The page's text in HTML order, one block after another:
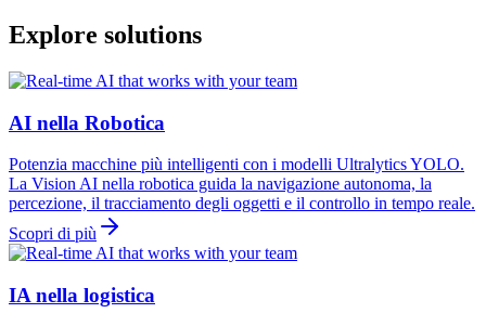
Explore solutions
AI nella Robotica
Potenzia macchine più intelligenti con i modelli Ultralytics YOLO.
La Vision AI nella robotica guida la navigazione autonoma, la
percezione, il tracciamento degli oggetti e il controllo in tempo reale.
Scopri di più
IA nella logistica